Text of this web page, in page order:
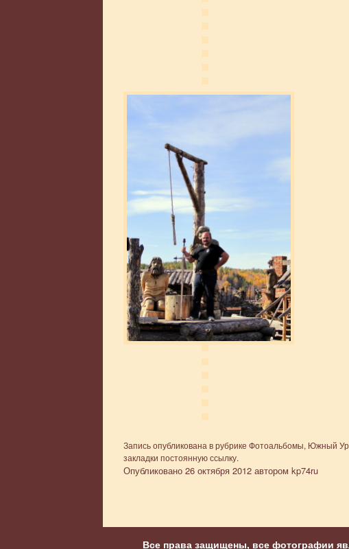
Запись опубликована в рубрике Фотоальбомы, Южный
закладки постоянную ссылку.
Опубликовано 26 октября 2012 автором kp74ru
Все права защищены, все фотографии